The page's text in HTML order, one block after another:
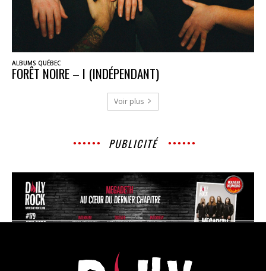
ALBUMS QUÉBEC
FORÊT NOIRE – I (INDÉPENDANT)
Voir plus
PUBLICITÉ